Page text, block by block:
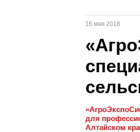
16 мая 2018
для
Алтайском